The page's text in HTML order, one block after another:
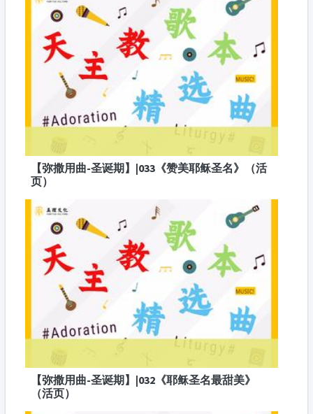
【弥撒用曲-圣诞期】|033《赞美耶稣圣名》（活
页）
【弥撒用曲-圣诞期】|032《耶稣圣名最甜美》
（活页）